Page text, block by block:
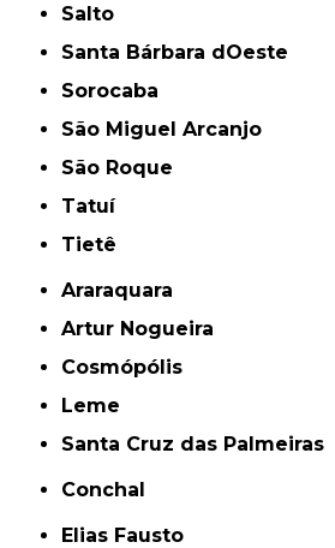
Salto
Santa Bárbara dOeste
Sorocaba
São Miguel Arcanjo
São Roque
Tatuí
Tietê
Araraquara
Artur Nogueira
Cosmópólis
Leme
Santa Cruz das Palmeiras
Conchal
Elias Fausto